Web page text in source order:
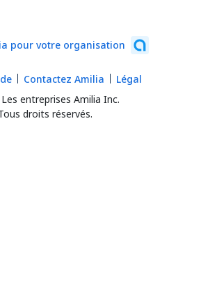
pour votre organisation
entreprises Amilia Inc.
droits réservés.
Contactez Amilia Légal